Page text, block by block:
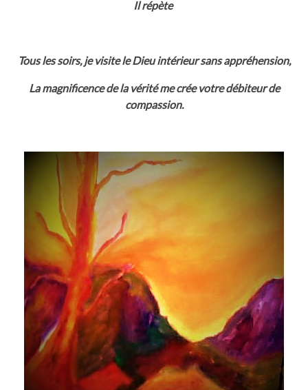
Il répète
Tous les soirs, je visite le Dieu intérieur sans appréhension,
La magnificence de la vérité me crée votre débiteur de
compassion.